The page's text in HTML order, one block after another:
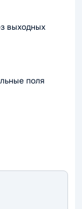
выходных
поля